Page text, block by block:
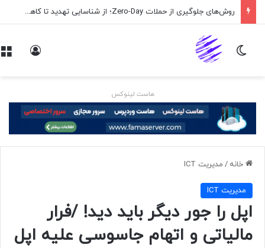
روش‌های جلوگیری از حملات Zero-Day؛ از شناسایی تهدید تا کاهش ریسک
تغییر پوسته
هاست لینوکس
خانه / مديريت ICT
مديريت ICT
اپل را جور دیگر باید دید! /فرار
مالیاتی و اتهام جاسوسی علیه اپل